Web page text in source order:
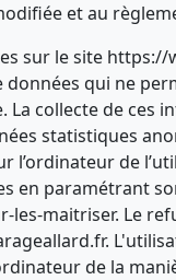
et au
sur le site
qui ne
La collecte de
statistiques
l’ordinateur de
en paramétrant
maitriser. Le
de la